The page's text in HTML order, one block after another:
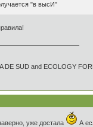
"в высИ"
DE SUD and ECOLOGY
уже достала А